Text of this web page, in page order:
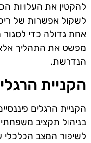
להקטין את העלויות
לשקול אפשרות של
אחת גדולה כדי לסגור
מפשט את התהליך אלא
הנדרשת.
הקניית
הקניית הרגלים
בניהול תקציב
לשיפור המצב הכלכלי